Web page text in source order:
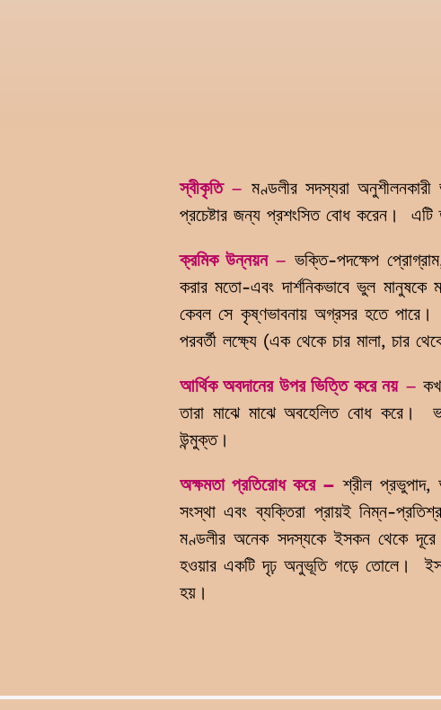
স্বীকৃতি– মণ্ডলীর সদস্যরা
প্রচেষ্টার জন্য প্রশংসিত বোধ করেন।
ক্রমিক উন্নয়ন– ভক্তি-পদক্ষেপ
করার মতো-এবং দার্শনিকভাবে ভুল
কেবল সে কৃষ্ণভাবনায় অগ্রসর হতে পারে।
পরবর্তী লক্ষ্যে (এক থেকে চার মালা, চার
আর্থিক অবদানের উপর ভিত্তি করে নয়–
তারা মাঝে মাঝে অবহেলিত বোধ করে।
উন্মুক্ত।
অক্ষমতা প্রতিরোধ করে​ – শ্রীল প্রভুপাদ,
সংস্থা এবং ব্যক্তিরা প্রায়ই নিম্ন-
মণ্ডলীর অনেক সদস্যকে ইসকন থেকে দূরে
হওয়ার একটি দৃঢ় অনুভূতি গড়ে তোলে।
হয়।